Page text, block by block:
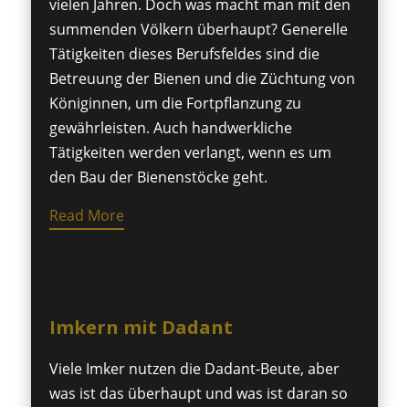
vielen Jahren. Doch was macht man mit den
summenden Völkern überhaupt? Generelle
Tätigkeiten dieses Berufsfeldes sind die
Betreuung der Bienen und die Züchtung von
Königinnen, um die Fortpflanzung zu
gewährleisten. Auch handwerkliche
Tätigkeiten werden verlangt, wenn es um
den Bau der Bienenstöcke geht.
Read More
Imkern mit Dadant
Viele Imker nutzen die Dadant-Beute, aber
was ist das überhaupt und was ist daran so